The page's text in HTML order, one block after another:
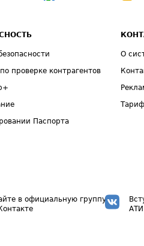
проверке контрагентов
Паспорта
О
в официальную группу